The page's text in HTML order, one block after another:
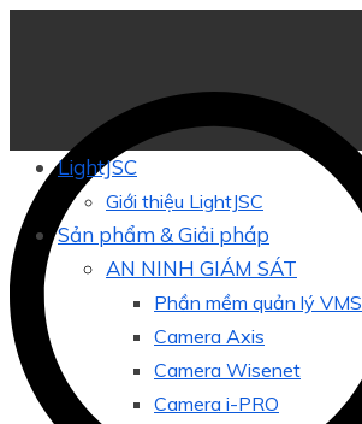
LightJSC
Giới thiệu LightJSC
Sản phẩm & Giải pháp
AN NINH GIÁM SÁT
Phần mềm quản lý VMS
Camera Axis
Camera Wisenet
Camera i-PRO